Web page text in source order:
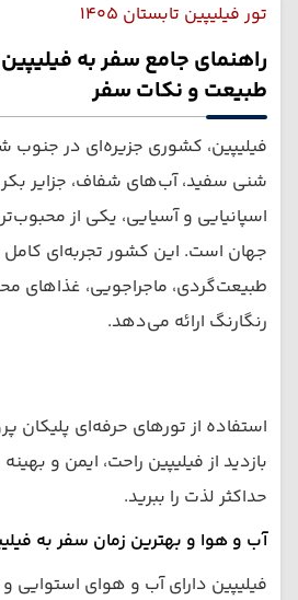
تور فیلیپین تابستان 1405
راهنمای جامع سفر به
طبیعت و نکات سفر
فیلیپین، کشوری جزیره‌ای در جنوب
شنی سفید، آب‌های شفاف، جزایر
اسپانیایی و آسیایی، یکی از
جهان است. این کشور تجربه‌ای کامل
طبیعت‌گردی، ماجراجویی، غذاهای
رنگارنگ ارائه می‌دهد.
استفاده از تورهای حرفه‌ای پلیکان
بازدید از فیلیپین راحت، ایمن و
حداکثر لذت را ببرید.
آب و هوا و بهترین زمان سفر به
فیلیپین دارای آب و هوای استوایی